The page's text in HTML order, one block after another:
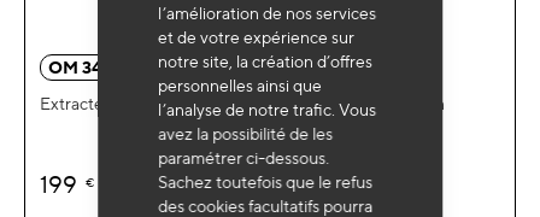
l’amélioration de nos services
et de votre expérience sur
notre site, la création d’offres
personnelles ainsi que
l’analyse de notre trafic. Vous
avez la possibilité de les
paramétrer ci-dessous.
Sachez toutefois que le refus
des cookies facultatifs pourra
OM 3414
Extracteur 3 branches Ø160mm à verrouillage papillon
199 €